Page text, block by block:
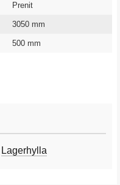
Prenit
3050 mm
500 mm
Lagerhylla